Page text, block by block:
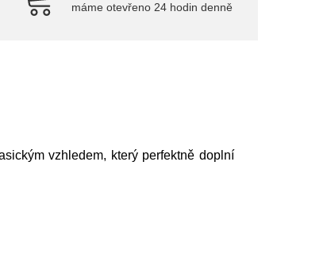
máme otevřeno 24 hodin denně
vzhledem, který perfektně doplní